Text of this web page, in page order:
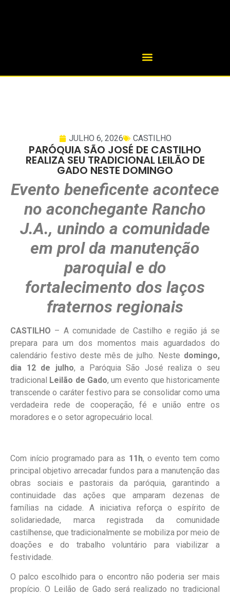
JULHO 6, 2026 CASTILHO
PARÓQUIA SÃO JOSÉ DE CASTILHO
REALIZA SEU TRADICIONAL LEILÃO DE
GADO NESTE DOMINGO
Evento beneficente acontece
no aconchegante Rancho
J.A., unindo a comunidade
em prol da manutenção
paroquial e do
fortalecimento dos laços
fraternos regionais
CASTILHO – A comunidade de Castilho e região já se
prepara para um dos momentos mais aguardados do
calendário festivo deste mês de julho. Neste domingo,
dia 12 de julho, a Paróquia São José realiza o seu
tradicional Leilão de Gado, um evento que historicamente
transcende o caráter festivo para se consolidar como uma
verdadeira rede de cooperação, fé e união entre os
moradores e o setor agropecuário local.
Com início programado para as 11h, o evento tem como
principal objetivo arrecadar fundos para a manutenção das
obras sociais e pastorais da paróquia, garantindo a
continuidade das ações que amparam dezenas de
famílias na cidade. A iniciativa reforça o espírito de
solidariedade, marca registrada da comunidade
castilhense, que tradicionalmente se mobiliza por meio de
doações e do trabalho voluntário para viabilizar a
festividade.
O palco escolhido para o encontro não poderia ser mais
propício. O Leilão de Gado será realizado no tradicional